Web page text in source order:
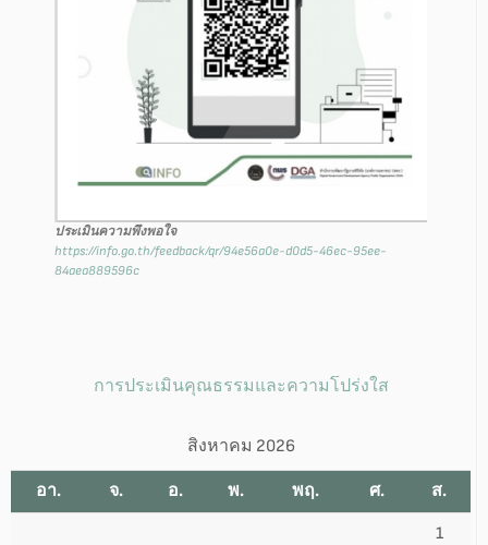
ประเมินความพึงพอใจ
https://info.go.th/feedback/qr/94e56a0e-d0d5-46ec-95ee-
84aea889596c
การประเมินคุณธรรมและความโปร่งใส
สิงหาคม 2026
อา. จ. อ. พ. พฤ. ศ. ส.
1